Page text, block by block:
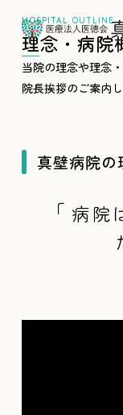
理念・病院
当院の理念や理念・
院長挨拶のご案内し
真壁病院の
病院